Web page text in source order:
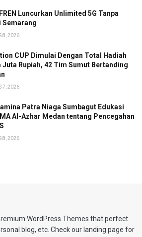
Luncurkan Unlimited 5G Tanpa
Semarang
8, 2026
CUP Dimulai Dengan Total Hadiah
Juta Rupiah, 42 Tim Sumut Bertanding
7, 2026
Patra Niaga Sumbagut Edukasi
Al-Azhar Medan tentang Pencegahan
8, 2026
WordPress Themes that perfect
blog, etc. Check our landing page for